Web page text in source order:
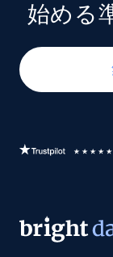
始める